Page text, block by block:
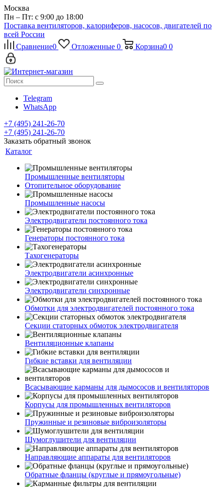
Москва
Пн – Пт: с 9:00 до 18:00
Поставка вентиляторов, калориферов, насосов, двигателей по
всей России
Сравнение0 Отложенные 0 Корзина0 0
Telegram
WhatsApp
+7 (495) 241-26-70
+7 (495) 241-26-70
Заказать обратный звонок
Каталог
Промышленные вентиляторы
Отопительное оборудование
Промышленные насосы
Электродвигатели постоянного тока
Генераторы постоянного тока
Тахогенераторы
Электродвигатели асинхронные
Электродвигатели синхронные
Обмотки для электродвигателей постоянного тока
Секции статорных обмоток электродвигателя
Вентиляционные клапаны
Гибкие вставки для вентиляции
Всасывающие карманы для дымососов и вентиляторов
Корпусы для промышленных вентиляторов
Пружинные и резиновые виброизоляторы
Шумоглушители для вентиляции
Направляющие аппараты для вентиляторов
Обратные фланцы (круглые и прямоугольные)